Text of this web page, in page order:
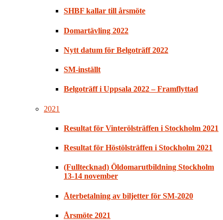
SHBF kallar till årsmöte
Domartävling 2022
Nytt datum för Belgoträff 2022
SM-inställt
Belgoträff i Uppsala 2022 – Framflyttad
2021
Resultat för Vinterölsträffen i Stockholm 2021
Resultat för Höstölsträffen i Stockholm 2021
(Fulltecknad) Öldomarutbildning Stockholm
13-14 november
Återbetalning av biljetter för SM-2020
Årsmöte 2021